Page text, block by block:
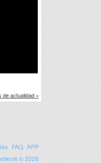
actualidad »
FAQ APP
© 2026